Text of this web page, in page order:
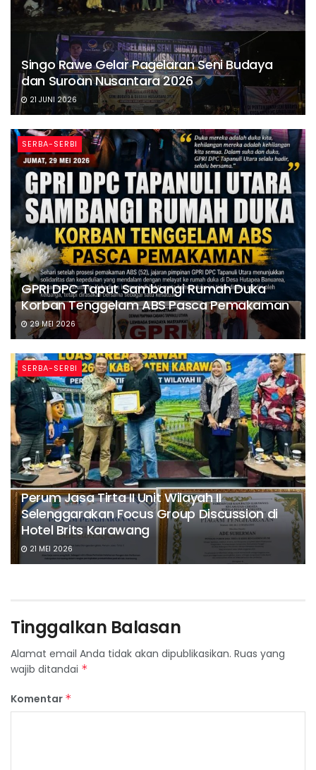
Singo Rawe Gelar Pagelaran Seni Budaya
dan Suroan Nusantara 2026
21 JUNI 2026
SERBA-SERBI
GPRI DPC Taput Sambangi Rumah Duka
Korban Tenggelam ABS Pasca Pemakaman
29 MEI 2026
SERBA-SERBI
Perum Jasa Tirta II Unit Wilayah II
Selenggarakan Focus Group Discussion di
Hotel Brits Karawang
21 MEI 2026
Tinggalkan Balasan
Alamat email Anda tidak akan dipublikasikan. Ruas yang
wajib ditandai *
Komentar *